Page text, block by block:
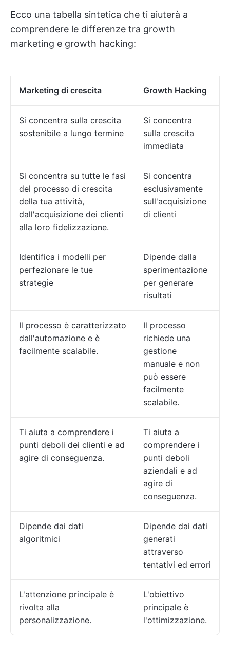
Ecco una tabella sintetica che ti aiuterà a
comprendere le differenze tra growth
marketing e growth hacking:
Marketing di crescita Growth Hacking
Si concentra sulla crescita
sostenibile a lungo termine
Si concentra
sulla crescita
immediata
Si concentra su tutte le fasi
del processo di crescita
della tua attività,
dall'acquisizione dei clienti
alla loro fidelizzazione.
Si concentra
esclusivamente
sull'acquisizione
di clienti
Identifica i modelli per
perfezionare le tue
strategie
Dipende dalla
sperimentazione
per generare
risultati
Il processo è caratterizzato
dall'automazione e è
facilmente scalabile.
Il processo
richiede una
gestione
manuale e non
può essere
facilmente
scalabile.
Ti aiuta a comprendere i
punti deboli dei clienti e ad
agire di conseguenza.
Ti aiuta a
comprendere i
punti deboli
aziendali e ad
agire di
conseguenza.
Dipende dai dati
algoritmici
Dipende dai dati
generati
attraverso
tentativi ed errori
L'attenzione principale è
rivolta alla
personalizzazione.
L'obiettivo
principale è
l'ottimizzazione.